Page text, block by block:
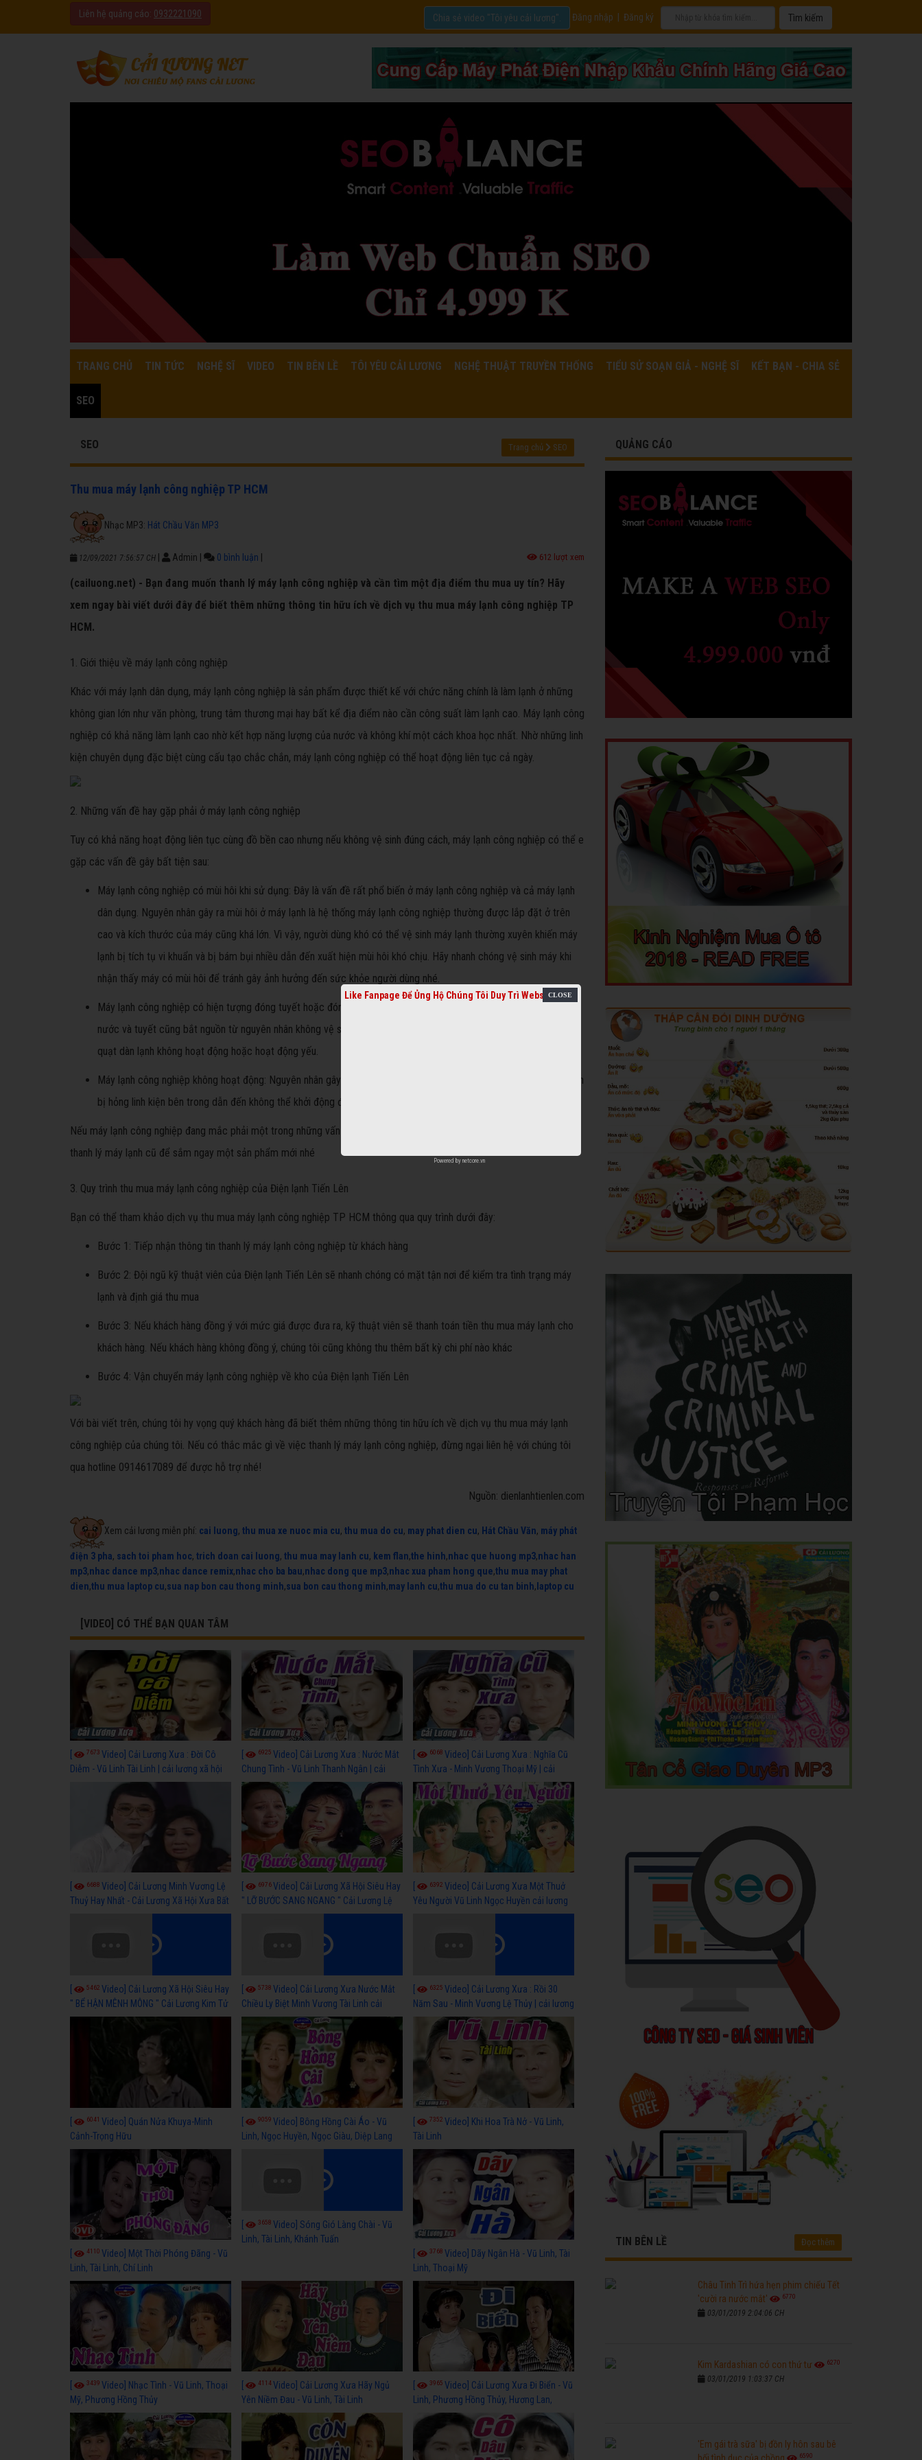
Liên hệ quảng cáo: 0932221090 Đăng nhập Đăng ký
Chia sẻ video "Tôi yêu cải lương".
TRANG CHỦ TIN TỨC NGHỆ SĨ VIDEO TIN BÊN LỀ TÔI YÊU CẢI LƯƠNG NGHỆ THUẬT TRUYỀN THỐNG TIỂU SỬ SOẠN GIẢ - NGHỆ SĨ KẾT BẠN - CHIA SẺ
SEO
SEO Trang chủ SEO
Thu mua máy lạnh công nghiệp TP HCM
Nhạc MP3: Hát Chầu Văn MP3
12/09/2021 7:56:57 CH Admin 0 bình luận 612 lượt xem
(cailuong.net) - Bạn đang muốn thanh lý máy lạnh công nghiệp và cần tìm một địa điểm thu mua uy tín? Hãy
xem ngay bài viết dưới đây để biết thêm những thông tin hữu ích về dịch vụ thu mua máy lạnh công nghiệp TP
HCM.
1. Giới thiệu về máy lạnh công nghiệp
Khác với máy lạnh dân dụng, máy lạnh công nghiệp là sản phẩm được thiết kế với chức năng chính là làm lạnh ở những
không gian lớn như văn phòng, trung tâm thương mại hay bất kể địa điểm nào cần công suất làm lạnh cao. Máy lạnh công
nghiệp có khả năng làm lạnh cao nhờ kết hợp năng lượng của nước và không khí một cách khoa học nhất. Nhờ những linh
kiện chuyên dụng đặc biệt cùng cấu tạo chắc chắn, máy lạnh công nghiệp có thể hoạt động liên tục cả ngày.
2. Những vấn đề hay gặp phải ở máy lạnh công nghiệp
Tuy có khả năng hoạt động liên tục cùng đồ bền cao nhưng nếu không vệ sinh đúng cách, máy lạnh công nghiệp có thể e
gặp các vấn đề gây bất tiện sau:
Máy lạnh công nghiệp có mùi hôi khi sử dụng: Đây là vấn đề rất phổ biến ở máy lạnh công nghiệp và cả máy lạnh
dân dụng. Nguyên nhân gây ra mùi hôi ở máy lạnh là hệ thống máy lạnh công nghiệp thường được lắp đặt ở trên
cao và kích thước của máy cũng khá lớn. Vì vậy, người dùng khó có thể vệ sinh máy lạnh thường xuyên khiến máy
lạnh bị tích tụ vi khuẩn và bị bám bụi nhiều dẫn đến xuất hiện mùi hôi khó chịu. Hãy nhanh chóng vệ sinh máy khi
nhận thấy máy có mùi hôi để tránh gây ảnh hưởng đến sức khỏe người dùng nhé.
Máy lạnh công nghiệp có hiện tượng đóng tuyết hoặc đóng nước: Tương tự như trên, máy lạnh công nghiệp đóng
nước và tuyết cũng bắt nguồn từ nguyên nhân không vệ sinh máy lạnh thường xuyên khiến ống xả nước bị nghẹt,
quạt dàn lạnh không hoạt động hoặc hoạt động yếu.
Máy lạnh công nghiệp không hoạt động: Nguyên nhân gây ra lỗi này có thể là do sau thời gian dài sử dụng máy lạnh
bị hỏng linh kiện bên trong dẫn đến không thể khởi động được máy lạnh
Nếu máy lạnh công nghiệp đang mắc phải một trong những vấn đề trên hay bị hư hỏng gì, bạn có thể xem xét đến việc
thanh lý máy lạnh cũ để sắm ngay một sản phẩm mới nhé
3. Quy trình thu mua máy lạnh công nghiệp của Điện lạnh Tiến Lên
Bạn có thể tham khảo dịch vụ thu mua máy lạnh công nghiệp TP HCM thông qua quy trình dưới đây:
Bước 1: Tiếp nhận thông tin thanh lý máy lạnh công nghiệp từ khách hàng
Bước 2: Đội ngũ kỹ thuật viên của Điện lạnh Tiến Lên sẽ nhanh chóng có mặt tận nơi để kiểm tra tình trạng máy
lạnh và định giá thu mua
Bước 3: Nếu khách hàng đồng ý với mức giá được đưa ra, kỹ thuật viên sẽ thanh toán tiền thu mua máy lạnh cho
khách hàng. Nếu khách hàng không đồng ý, chúng tôi cũng không thu thêm bất kỳ chi phí nào khác
Bước 4: Vận chuyển máy lạnh công nghiệp về kho của Điện lạnh Tiến Lên
Với bài viết trên, chúng tôi hy vọng quý khách hàng đã biết thêm những thông tin hữu ích về dịch vụ thu mua máy lạnh
công nghiệp của chúng tôi. Nếu có thắc mắc gì về việc thanh lý máy lạnh công nghiệp, đừng ngại liên hệ với chúng tôi
qua hotline 0914617089 để được hỗ trợ nhé!
Nguồn: dienlanhtienlen.com
Xem cải lương miễn phí: cai luong, thu mua xe nuoc mia cu, thu mua do cu, may phat dien cu, Hát Chầu Văn, máy phát
điện 3 pha, sach toi pham hoc, trich doan cai luong, thu mua may lanh cu, kem flan,the hinh,nhac que huong mp3,nhac han
mp3,nhac dance mp3,nhac dance remix,nhac cho ba bau,nhac dong que mp3,nhac xua pham hong que,thu mua may phat
dien,thu mua laptop cu,sua nap bon cau thong minh,sua bon cau thong minh,may lanh cu,thu mua do cu tan binh, laptop cu
[VIDEO] CÓ THỂ BẠN QUAN TÂM
7673 Video] Cải Lương Xưa : Đời Cô
Diễm - Vũ Linh Tài Linh | cải lương xã hội
6925 Video] Cải Lương Xưa : Nước Mắt
Chung Tình - Vũ Linh Thanh Ngân | cải
lương xã hội hay nhất
6068 Video] Cải Lương Xưa : Nghĩa Cũ
Tình Xưa - Minh Vương Thoại Mỹ | cải
lương xã hội hay nhất
6688 Video] Cải Lương Minh Vương Lệ
Thuỷ Hay Nhất - Cải Lương Xã Hội Xưa Bất
6976Video] Cải Lương Xã Hội Siêu Hay
" LỠ BƯỚC SANG NGANG " Cải Lương Lệ
Thuỷ, Thanh Tuấn, Hồng Nga
6392 Video] Cải Lương Xưa Một Thuở
Yêu Người Vũ Linh Ngọc Huyền cải lương
5462 Video] Cải Lương Xã Hội Siêu Hay
" BỂ HẬN MÊNH MÔNG " Cải Lương Kim Tử
Long, Thanh Ngân Hay Nhất
5738 Video] Cải Lương Xưa Nước Mắt
Chiều Ly Biệt Minh Vương Tài Linh cải
lương xã hội hay nhất
6325 Video] Cải Lương Xưa : Rồi 30
Năm Sau - Minh Vương Lệ Thủy | cải lương
xã hội hay nhất
[ 6041 Video] Quán Nửa Khuya-Minh
Cảnh-Trọng Hữu
[ 9059 Video] Bông Hồng Cài Áo - Vũ
Linh, Ngọc Huyền, Ngọc Giàu, Diệp Lang
[ 7352 Video] Khi Hoa Trà Nở - Vũ Linh,
Tài Linh
4110 Video] Một Thời Phóng Đãng - Vũ
Linh, Tài Linh, Chí Linh
[ 3658 Video] Sóng Gió Làng Chài - Vũ
Linh, Tài Linh, Khánh Tuấn
3768 Video] Dãy Ngân Hà - Vũ Linh, Tài
Linh, Thoại Mỹ
3439 Video] Nhạc Tình - Vũ Linh, Thoại
Mỹ, Phương Hồng Thủy
4114Video] Cải Lương Xưa Hãy Ngủ
Yên Niềm Đau - Vũ Linh, Tài Linh
3965 Video] Cải Lương Xưa Đi Biển - Vũ
Linh, Phương Hồng Thủy, Hương Lan,
Thanh Hằng
QUẢNG CÁO
TIN BÊN LỀ Đọc thêm
Châu Tinh Trì hứa hẹn phim chiếu Tết
'cười ra nước mắt'
6770
03/01/2019 2:04:06 CH
Kim Kardashian có con thứ tư 6270
03/01/2019 1:03:37 CH
'Em gái trà sữa' bị đồn ly hôn sau bê
6590
Like Fanpage Để Ủng Hộ Chúng Tôi Duy Trì Website
Powered by netcore.vn